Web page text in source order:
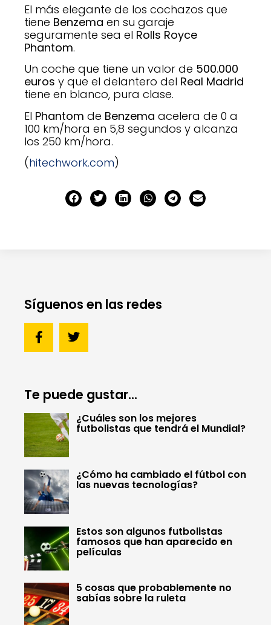
El más elegante de los cochazos que
tiene Benzema en su garaje
seguramente sea el Rolls Royce
Phantom.
Un coche que tiene un valor de 500.000
euros y que el delantero del Real Madrid
tiene en blanco, pura clase.
El Phantom de Benzema acelera de 0 a
100 km/hora en 5,8 segundos y alcanza
los 250 km/hora.
(hitechwork.com)
Síguenos en las redes
Te puede gustar...
¿Cuáles son los mejores
futbolistas que tendrá el Mundial?
¿Cómo ha cambiado el fútbol con
las nuevas tecnologías?
Estos son algunos futbolistas
famosos que han aparecido en
películas
5 cosas que probablemente no
sabías sobre la ruleta